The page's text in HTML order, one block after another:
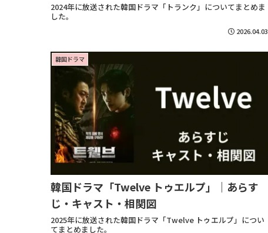
2024年に放送された韓国ドラマ「トランク」についてまとめま
した。
2026.04.03
韓国ドラマ
韓国ドラマ「Twelve トゥエルプ」｜あらす
じ・キャスト・相関図
2025年に放送された韓国ドラマ「Twelve トゥエルプ」につい
てまとめました。